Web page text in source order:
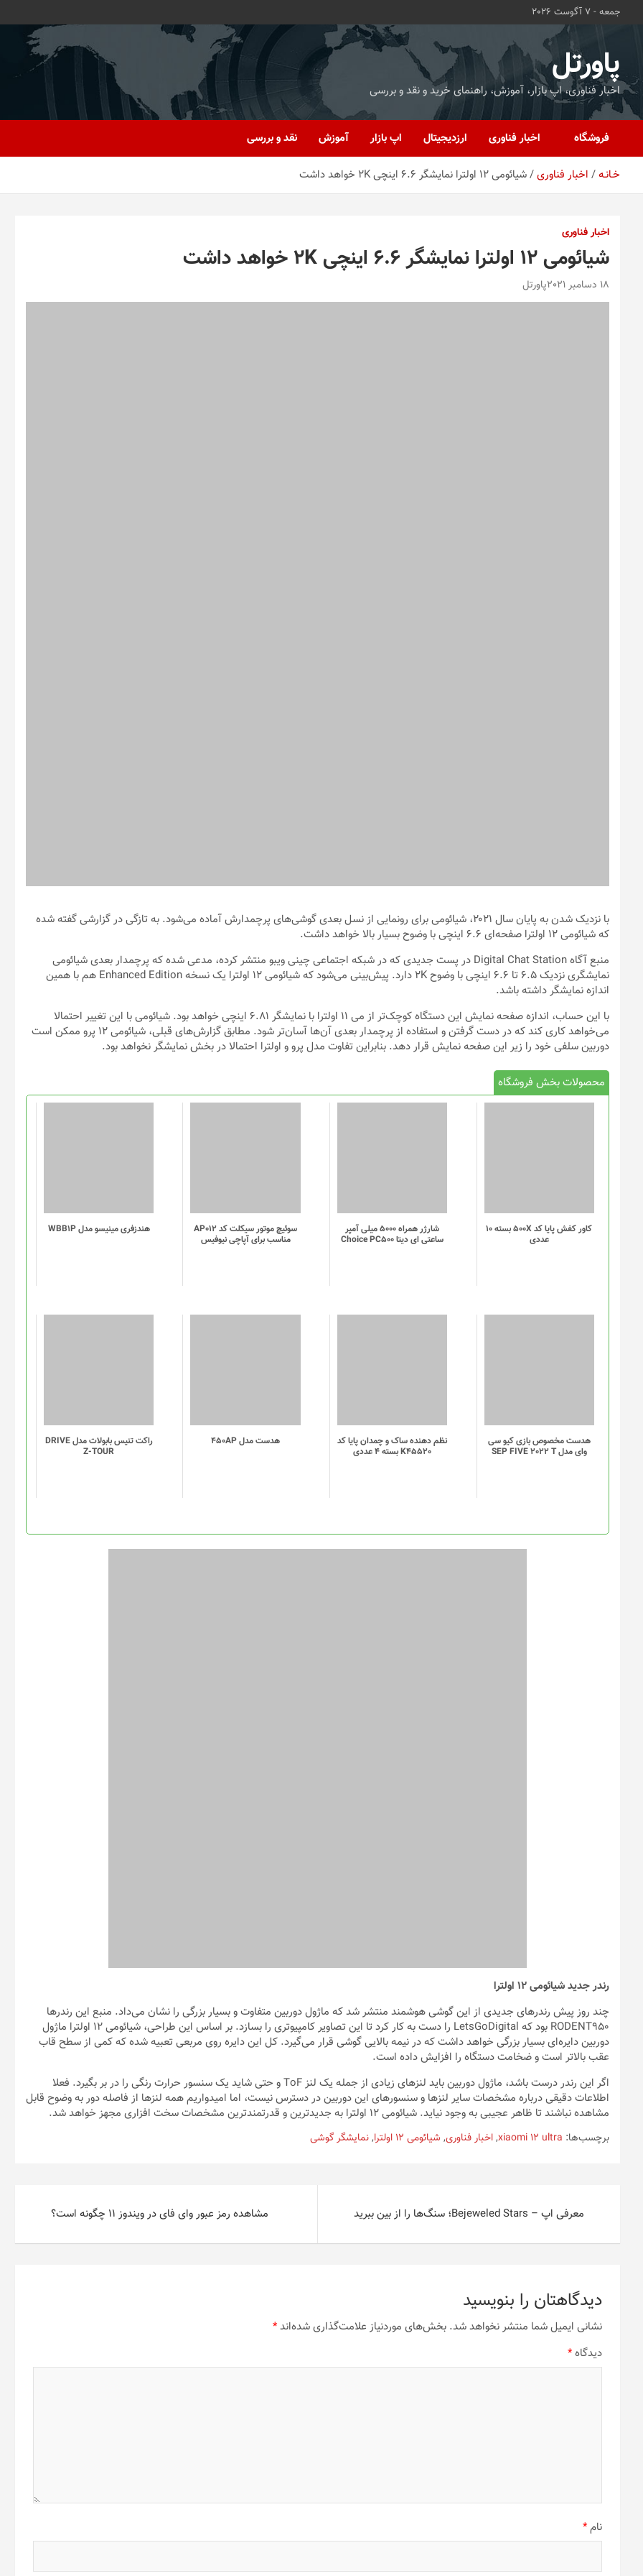
جمعه - 7 آگوست 2026
پاورتل
اخبار فناوری، اپ بازار، آموزش، راهنمای خرید و نقد و بررسی
فروشگاه اخبار فناوری ارزدیجیتال اپ بازار آموزش نقد و بررسی
خـانـه اخبار فناوری شیائومی 12 اولترا نمایشگر 6.6 اینچی 2K خواهد داشت
اخبار فناوری
شیائومی 12 اولترا نمایشگر 6.6 اینچی 2K خواهد داشت
18 دسامبر 2021 پاورتل
با نزدیک شدن به پایان سال ۲۰۲۱، شیائومی برای رونمایی از نسل بعدی گوشی‌های پرچمدارش آماده می‌شود. به تازگی در گزارشی گفته شده
که شیائومی ۱۲ اولترا صفحه‌ای ۶.۶ اینچی با وضوح بسیار بالا خواهد داشت.
منبع آگاه Digital Chat Station در پست جدیدی که در شبکه اجتماعی چینی ویبو منتشر کرده، مدعی شده که پرچمدار بعدی شیائومی
نمایشگری نزدیک ۶.۵ تا ۶.۶ اینچی با وضوح ۲K دارد. پیش‌بینی می‌شود که شیائومی ۱۲ اولترا یک نسخه Enhanced Edition هم با همین
اندازه نمایشگر داشته باشد.
با این حساب، اندازه صفحه نمایش این دستگاه کوچک‌تر از می ۱۱ اولترا با نمایشگر ۶.۸۱ اینچی خواهد بود. شیائومی با این تغییر احتمالا
می‌خواهد کاری کند که در دست گرفتن و استفاده از پرچمدار بعدی آن‌ها آسان‌تر شود. مطابق گزارش‌های قبلی، شیائومی ۱۲ پرو ممکن است
دوربین سلفی خود را زیر این صفحه نمایش قرار دهد. بنابراین تفاوت مدل پرو و اولترا احتمالا در بخش نمایشگر نخواهد بود.
محصولات بخش فروشگاه
کاور کفش پایا کد 500X بسته 10
عددی
شارژر همراه 5000 میلی آمپر
ساعتی ای دیتا Choice PC500
سوئیچ موتور سیکلت کد AP012
مناسب برای آپاچی نیوفیس
هندزفری مینیسو مدل WBB1P
هدست مخصوص بازی کیو سی
وای مدل SEP FIVE 2022 T
باشد.
گزینه
ها
محصول
انتخاب
نظم دهنده ساک و چمدان پایا کد
K45520 بسته 4 عددی
باشد.
گزینه
ها
محصول
انتخاب
هدست مدل 450AP
راکت تنیس بابولات مدل DRIVE
Z-TOUR
رندر جدید شیائومی ۱۲ اولترا
چند روز پیش رندرهای جدیدی از این گوشی هوشمند منتشر شد که ماژول دوربین متفاوت و بسیار بزرگی را نشان می‌داد. منبع این رندرها
RODENT950 بود که LetsGoDigital را دست به کار کرد تا این تصاویر کامپیوتری را بسازد. بر اساس این طراحی، شیائومی ۱۲ اولترا ماژول
دوربین دایره‌ای بسیار بزرگی خواهد داشت که در نیمه بالایی گوشی قرار می‌گیرد. کل این دایره روی مربعی تعبیه شده که کمی از سطح قاب
عقب بالاتر است و ضخامت دستگاه را افزایش داده است.
اگر این رندر درست باشد، ماژول دوربین باید لنزهای زیادی از جمله یک لنز ToF و حتی شاید یک سنسور حرارت رنگی را در بر بگیرد. فعلا
اطلاعات دقیقی درباره مشخصات سایر لنزها و سنسورهای این دوربین در دسترس نیست، اما امیدواریم همه لنزها از فاصله دور به وضوح قابل
مشاهده نباشند تا ظاهر عجیبی به وجود نیاید. شیائومی ۱۲ اولترا به جدیدترین و قدرتمندترین مشخصات سخت افزاری مجهز خواهد شد.
برچسب‌ها: xiaomi 12 ultra
,اخبار فناوری, شیائومی 12 اولترا ,نمایشگر گوشی‌
راهبری
نوشتهمعرفی اپ – Bejeweled Stars؛ سنگ‌ها را از بین ببرید مشاهده رمز عبور وای فای در ویندوز ١١ چگونه است؟
دیدگاهتان را بنویسید
نشانی ایمیل شما منتشر نخواهد شد. بخش‌های موردنیاز علامت‌گذاری شده‌اند*
دیدگاه*
نام*